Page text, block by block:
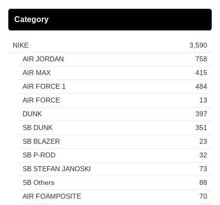
Category
NIKE
3,590
AIR JORDAN
758
AIR MAX
415
AIR FORCE 1
484
AIR FORCE
13
DUNK
397
SB DUNK
351
SB BLAZER
23
SB P-ROD
32
SB STEFAN JANOSKI
73
SB Others
88
AIR FOAMPOSITE
70